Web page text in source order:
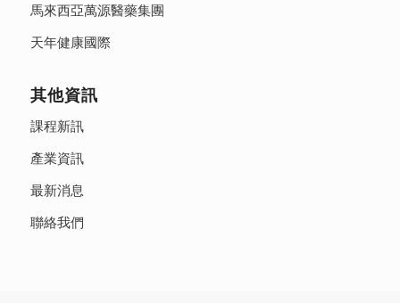
馬來西亞萬源醫藥集團
天年健康國際
其他資訊
課程新訊
產業資訊
最新消息
聯絡我們